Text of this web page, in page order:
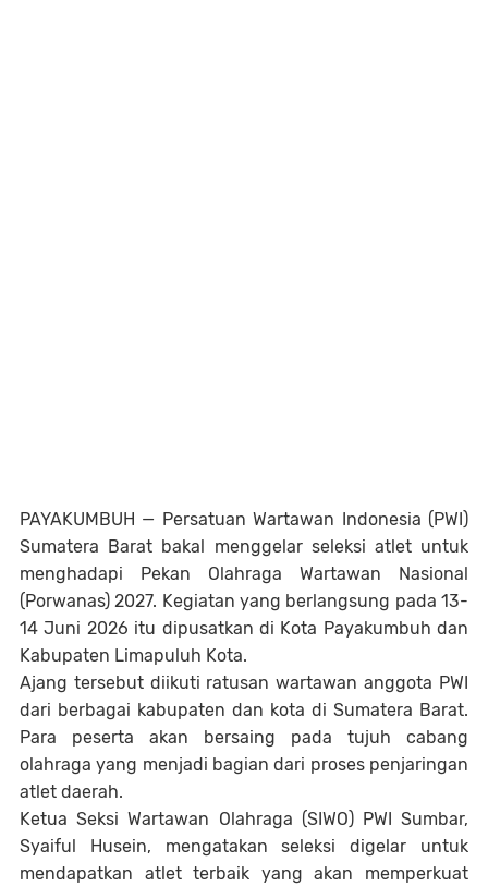
PAYAKUMBUH — Persatuan Wartawan Indonesia (PWI)
Sumatera Barat bakal menggelar seleksi atlet untuk
menghadapi Pekan Olahraga Wartawan Nasional
(Porwanas) 2027. Kegiatan yang berlangsung pada 13-
14 Juni 2026 itu dipusatkan di Kota Payakumbuh dan
Kabupaten Limapuluh Kota.
‎Ajang tersebut diikuti ratusan wartawan anggota PWI
dari berbagai kabupaten dan kota di Sumatera Barat.
Para peserta akan bersaing pada tujuh cabang
olahraga yang menjadi bagian dari proses penjaringan
atlet daerah.‎
‎Ketua Seksi Wartawan Olahraga (SIWO) PWI Sumbar,
Syaiful Husein, mengatakan seleksi digelar untuk
mendapatkan atlet terbaik yang akan memperkuat